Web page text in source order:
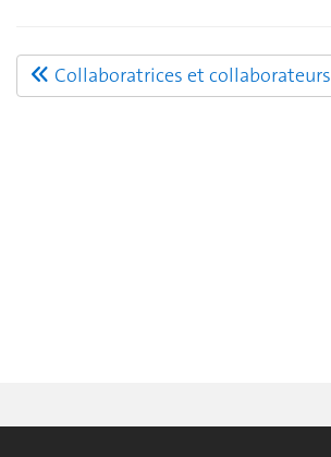
Collaboratrices et collaborateurs